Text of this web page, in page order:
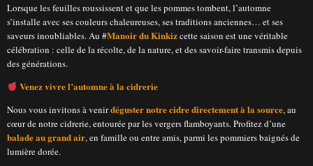
Lorsque les feuilles roussissent et que les pommes tombent, l’automne
s’installe avec ses couleurs chaleureuses, ses traditions anciennes… et ses
saveurs inoubliables. Au #Manoir du Kinkizcette saison est une véritable
célébration : celle de la récolte, de la nature, et des savoir-faire transmis depuis
des générations.
Venez vivre l’automne à la cidrerie
Nous vous invitons à venirdéguster notre cidre directement à la source, au
cœur de notre cidrerie, entourée par les vergers flamboyants. Profitez d’une
balade au grand air, en famille ou entre amis, parmi les pommiers baignés de
lumière dorée.